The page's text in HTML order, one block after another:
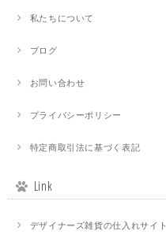
私たちについて
ブログ
お問い合わせ
プライバシーポリシー
特定商取引法に基づく表記
Link
デザイナーズ雑貨の仕入れサイト